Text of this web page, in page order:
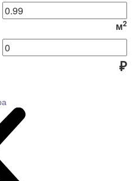
м2
₽